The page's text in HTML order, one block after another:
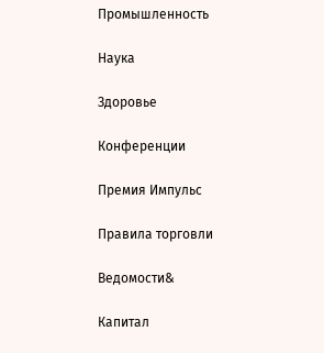
Промышленность
Наука
Здоровье
Конференции
Премия Импульс
Правила торговли
Ведомости&
Капитал